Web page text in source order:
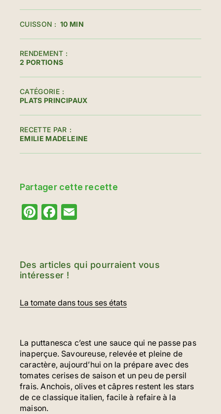
La puttanesca c’est une sauce qui ne passe pas
inaperçue. Savoureuse, relevée et pleine de
caractère, aujourd’hui on la prépare avec des
tomates cerises de saison et un peu de persil
frais. Anchois, olives et câpres restent les stars
de ce classique italien, facile à refaire à la
maison.
CUISSON 10 MIN
RENDEMENT
2 PORTIONS
CATÉGORIE
PLATS PRINCIPAUX
RECETTE PAR
EMILIE MADELEINE
Partager cette recette
Pinterest
Facebook
Des articles qui pourraient vous
intéresser !
La tomate dans tous ses états